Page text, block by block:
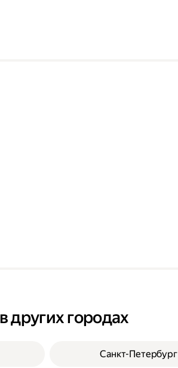
других городах
Санкт-Петербург